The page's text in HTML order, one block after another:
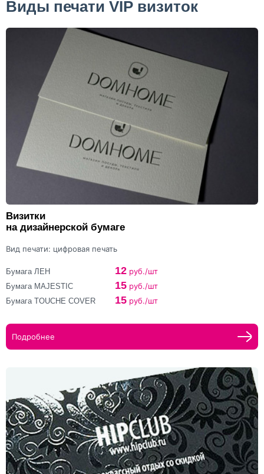
Виды печати VIP визиток
Визитки
на дизайнерской бумаге
Вид печати: цифровая печать
Бумага ЛЕН 12 руб./шт
Бумага MAJESTIC 15 руб./шт
Бумага TOUCHE COVER 15 руб./шт
Подробнее